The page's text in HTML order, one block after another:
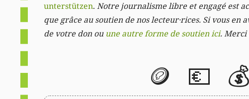
unterstützen. Notre journalisme libre et engagé est
que grâce au soutien de nos lecteur·rices. Si vous en
de votre don ou une autre forme de soutien ici. Merci
🪙 💶 💰